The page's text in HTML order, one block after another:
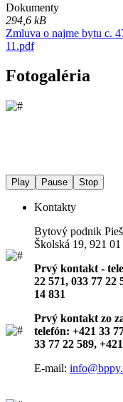
Dokumenty
294,6 kB
Zmluva o najme bytu c.
11.pdf
Fotogaléria
Play Pause Stop
Kontakty
Bytový podnik
Školská 19, 921
Prvý kontakt -
22 571, 033 77 22
14 831
Prvý kontakt zo
telefón: +421 33
33 77 22 589,
E-mail: